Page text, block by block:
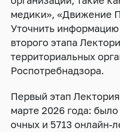
медики», «Движение
Уточнить
второго этапа
территориальных
Роспотребнадзора.
Первый этап
марте 2026 года:
очных и 5713 онлайн-